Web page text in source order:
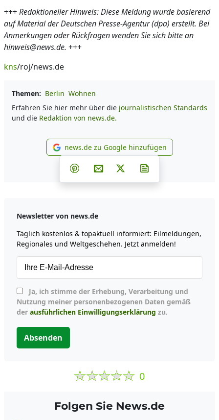
+++Redaktioneller Hinweis: Diese Meldung wurde basierend
auf Material der Deutschen Presse-Agentur (dpa) erstellt. Bei
Anmerkungen oder Rückfragen wenden Sie sich bitte an
hinweis@news.de. +++
kns/roj/news.de
Themen: Berlin Wohnen
Erfahren Sie hier mehr über die journalistischen Standards
und die Redaktion von news.de.
news.de zu Google
news.de zu Google hinzufügen
Teilen auf Facebook
Teilen auf Whatsapp
Teilen auf Telegram
Teilen auf Pinterest
Per E-Mail teilen
Post auf X
Newsletter von news.de
Täglich kostenlos & topaktuell informiert: Eilmeldungen,
Regionales und Weltgeschehen. Jetzt anmelden!
Nutzung meiner personenbezogenen Daten gemäß
der ausführlichen Einwilligungserklärung zu.
Absenden
0
Folgen Sie News.de